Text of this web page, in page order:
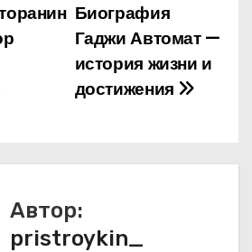
Биография
Гаджи Автомат —
история жизни и
достижения
Автор:
pristroykin_